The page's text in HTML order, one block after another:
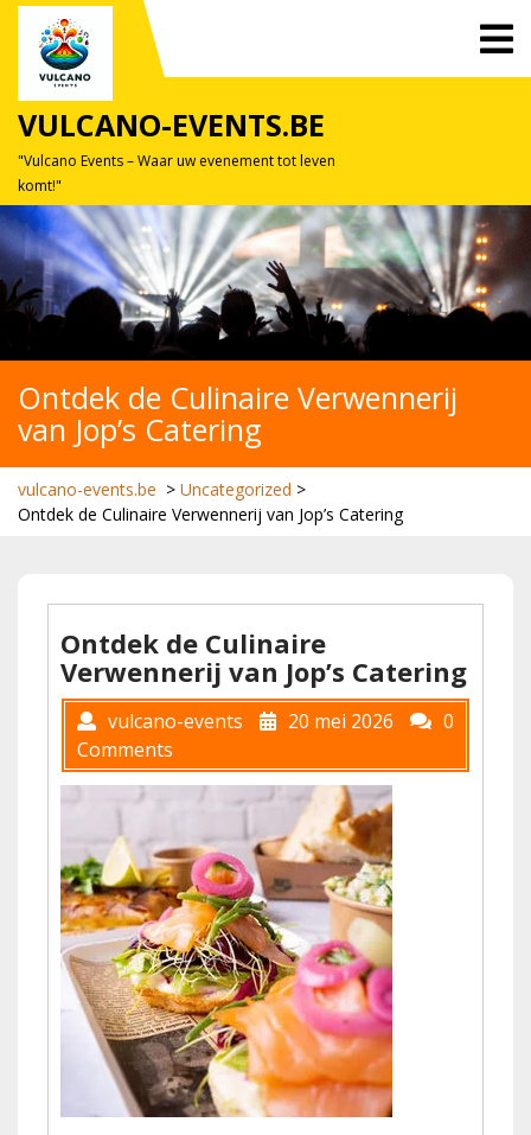
Skip
content
VULCANO-EVENTS.BE
"Vulcano Events – Waar uw evenement tot leven
komt!"
Ontdek de Culinaire Verwennerij
van Jop’s Catering
vulcano-events.be > Uncategorized >
Ontdek de Culinaire Verwennerij van Jop’s Catering
Ontdek de Culinaire
Verwennerij van Jop’s Catering
vulcano-events 20 mei 2026
0
Comments